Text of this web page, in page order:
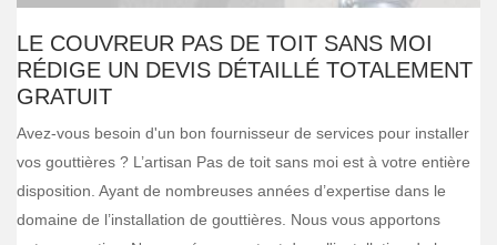
LE COUVREUR PAS DE TOIT SANS MOI
RÉDIGE UN DEVIS DÉTAILLÉ TOTALEMENT
GRATUIT
Avez-vous besoin d'un bon fournisseur de services pour installer
vos gouttières ? L’artisan Pas de toit sans moi est à votre entière
disposition. Ayant de nombreuses années d’expertise dans le
domaine de l’installation de gouttières. Nous vous apportons